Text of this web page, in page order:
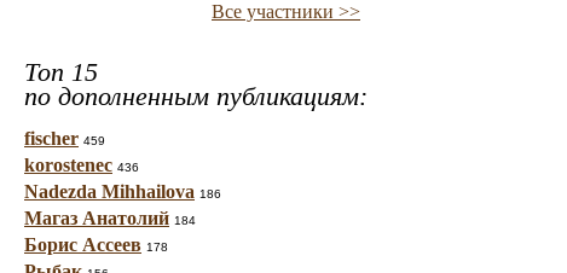
Все участники >>
Топ 15
по дополненным публикациям:
fischer 459
korostenec 436
Nadezda Mihhailova 186
Магаз Анатолий 184
Борис Ассеев 178